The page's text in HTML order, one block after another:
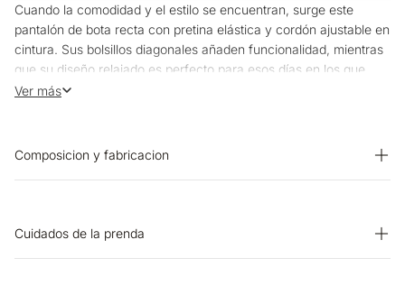
Cuando la comodidad y el estilo se encuentran, surge este
pantalón de bota recta con pretina elástica y cordón ajustable en
cintura. Sus bolsillos diagonales añaden funcionalidad, mientras
que su diseño relajado es perfecto para esos días en los que
priorizas el confort sin comprometer el look.
Ver más
Composicion y fabricacion
Cuidados de la prenda